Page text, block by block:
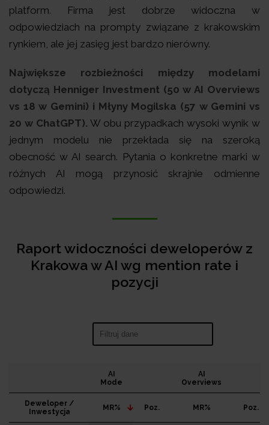
platform. Firma jest dobrze widoczna w
odpowiedziach na prompty związane z krakowskim
rynkiem, ale jej zasięg jest bardzo nierówny.
Największe rozbieżności między modelami
dotyczą Henniger Investment (50 w AI Overviews
vs 18 w Gemini) i Młyny Mogilska (57 w Gemini vs
20 w ChatGPT). W obu przypadkach wysoki wynik w
jednym modelu nie przekłada się na szeroką
obecność w AI search. Pytania o konkretne marki w
różnych AI mogą przynosić skrajnie odmienne
odpowiedzi.
Raport widoczności deweloperów z
Krakowa w AI wg mention rate i
pozycji
AI
Mode
AI
Overviews
Deweloper /
Inwestycja
MR% Poz. MR% Poz.